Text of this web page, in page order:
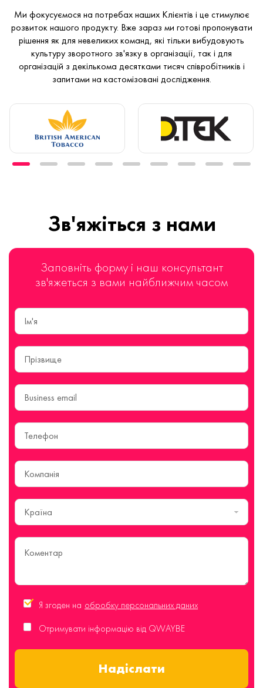
Ми фокусуємося на потребах наших Клієнтів і це стимулює
розвиток нашого продукту. Вже зараз ми готові пропонувати
рішення як для невеликих команд, які тільки вибудовують
культуру зворотного зв'язку в організації, так і для
організацій з декількома десятками тисяч співробітників і
запитами на кастомізовані дослідження.
Зв'яжіться з нами
Заповніть форму і наш консультант
зв'яжеться з вами найближчим часом
Країна
Я згоден на обробку персональних даних
Отримувати інформацію від QWAYBE
Надіслати